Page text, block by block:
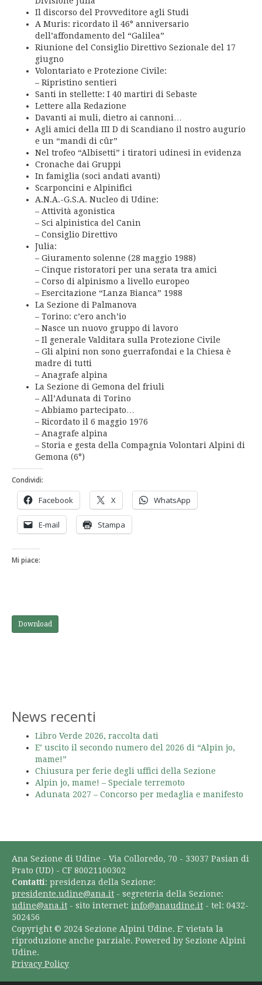
Il discorso del Provveditore agli Studi
A Muris: ricordato il 46° anniversario
dell’affondamento del “Galilea”
Riunione del Consiglio Direttivo Sezionale del 17
giugno
Volontariato e Protezione Civile:
– Ripristino sentieri
Santi in stellette: I 40 martiri di Sebaste
Lettere alla Redazione
Davanti ai muli, dietro ai cannoni…
Agli amici della III D di Scandiano il nostro augurio
e un “mandi di cûr”
Nel trofeo “Albisetti” i tiratori udinesi in evidenza
Cronache dai Gruppi
In famiglia (soci andati avanti)
Scarponcini e Alpinifici
A.N.A.-G.S.A. Nucleo di Udine:
– Attività agonistica
– Sci alpinistica del Canin
– Consiglio Direttivo
Julia:
– Giuramento solenne (28 maggio 1988)
– Cinque ristoratori per una serata tra amici
– Corso di alpinismo a livello europeo
– Esercitazione “Lanza Bianca” 1988
La Sezione di Palmanova
– Torino: c’ero anch’io
– Nasce un nuovo gruppo di lavoro
– Il generale Valditara sulla Protezione Civile
– Gli alpini non sono guerrafondai e la Chiesa è
madre di tutti
– Anagrafe alpina
La Sezione di Gemona del friuli
– All’Adunata di Torino
– Abbiamo partecipato…
– Ricordato il 6 maggio 1976
– Anagrafe alpina
– Storia e gesta della Compagnia Volontari Alpini di
Gemona (6°)
Condividi:
Facebook X WhatsApp
E-mail Stampa
Mi piace:
Download
News recenti
Libro Verde 2026, raccolta dati
E’ uscito il secondo numero del 2026 di “Alpin jo,
mame!”
Chiusura per ferie degli uffici della Sezione
Alpin jo, mame! – Speciale terremoto
Adunata 2027 – Concorso per medaglia e manifesto
Ana Sezione di Udine - Via Colloredo, 70 - 33037 Pasian di
Prato (UD) - CF 80021100302
Contatti: presidenza della Sezione:
presidente.udine@ana.it - segreteria della Sezione:
udine@ana.it - sito internet: info@anaudine.it - tel: 0432-
502456
Copyright © 2024 Sezione Alpini Udine. E' vietata la
riproduzione anche parziale. Powered by Sezione Alpini
Udine.
Privacy Policy